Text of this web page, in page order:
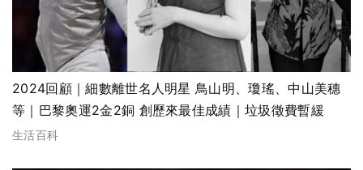
2024回顧｜細數離世名人明星 鳥山明、瓊瑤、中山美穗
等｜巴黎奧運2金2銅 創歷來最佳成績｜垃圾徵費暫緩
生活百科